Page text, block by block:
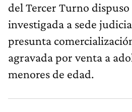
del Tercer Turno
investigada a sede
presunta
agravada por venta a
menores de edad.